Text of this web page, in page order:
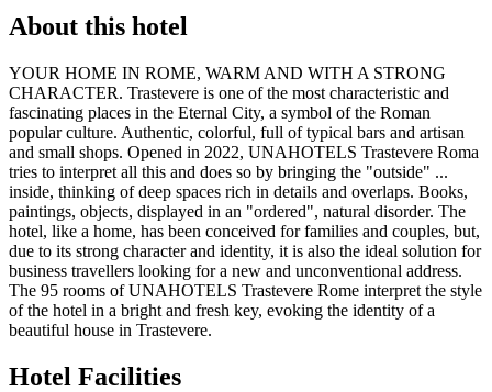
About this hotel
YOUR HOME IN ROME, WARM AND WITH A STRONG
CHARACTER. Trastevere is one of the most characteristic and
fascinating places in the Eternal City, a symbol of the Roman
popular culture. Authentic, colorful, full of typical bars and artisan
and small shops. Opened in 2022, UNAHOTELS Trastevere Roma
tries to interpret all this and does so by bringing the "outside" ...
inside, thinking of deep spaces rich in details and overlaps. Books,
paintings, objects, displayed in an "ordered", natural disorder. The
hotel, like a home, has been conceived for families and couples, but,
due to its strong character and identity, it is also the ideal solution for
business travellers looking for a new and unconventional address.
The 95 rooms of UNAHOTELS Trastevere Rome interpret the style
of the hotel in a bright and fresh key, evoking the identity of a
beautiful house in Trastevere.
Hotel Facilities